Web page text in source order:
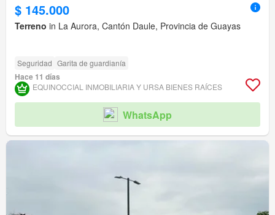
$ 145.000
Terreno in La Aurora, Cantón Daule, Provincia de Guayas
Seguridad Garita de guardianía
Hace 11 días
EQUINOCCIAL INMOBILIARIA Y URSA BIENES RAÍCES
WhatsApp